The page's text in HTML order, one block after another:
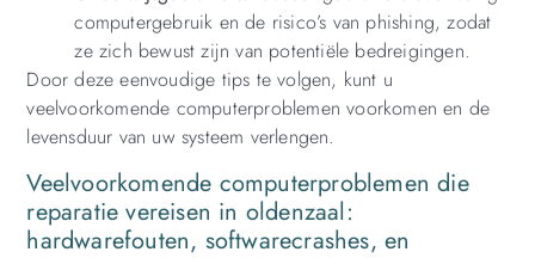
computergebruik en de risico’s van phishing, zodat
ze zich bewust zijn van potentiële bedreigingen.
Door deze eenvoudige tips te volgen, kunt u
veelvoorkomende computerproblemen voorkomen en de
levensduur van uw systeem verlengen.
Veelvoorkomende computerproblemen die
reparatie vereisen in oldenzaal:
hardwarefouten, softwarecrashes, en